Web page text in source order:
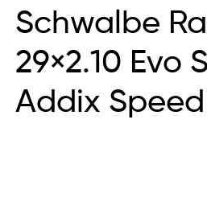
Schwalbe
29×2.10 Evo
Addix Speed